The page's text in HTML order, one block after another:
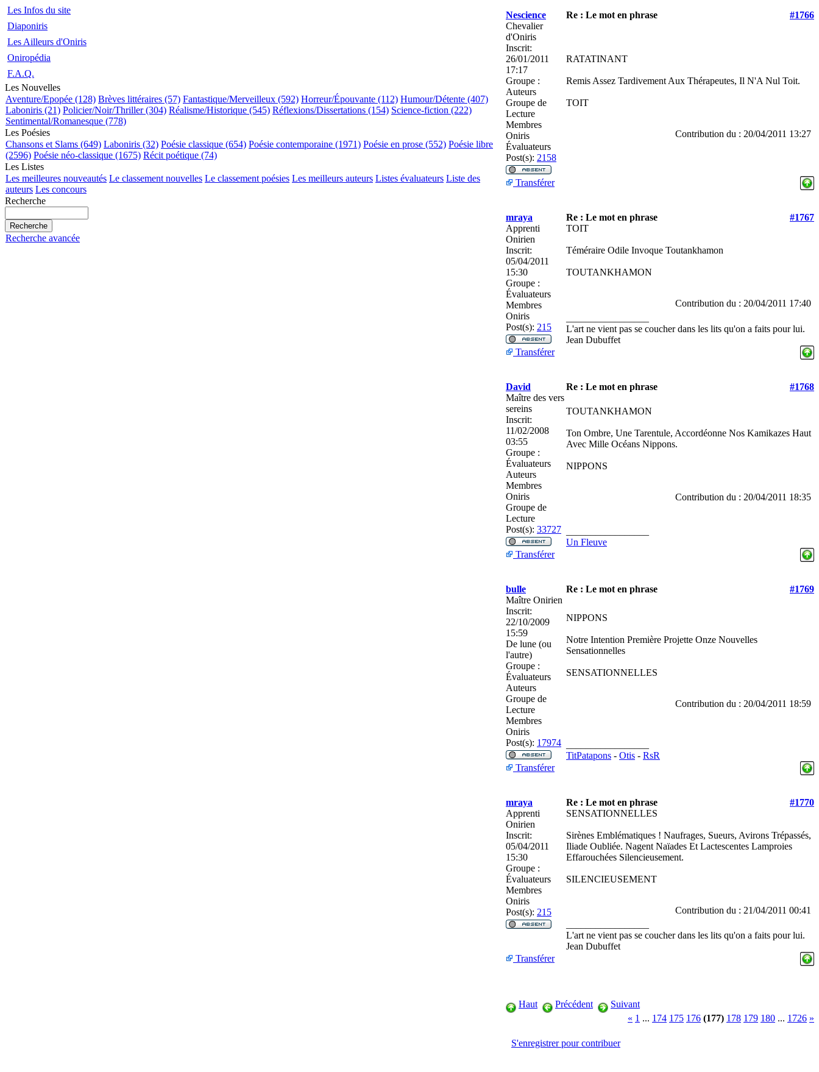
Les Infos du site
Diaponiris
Les Ailleurs d'Oniris
Oniropédia
F.A.Q.
Les Nouvelles
Aventure/Epopée (128) Brèves littéraires (57) Fantastique/Merveilleux (592) Horreur/Épouvante (112) Humour/Détente (407)
Laboniris (21) Policier/Noir/Thriller (304) Réalisme/Historique (545) Réflexions/Dissertations (154) Science-fiction (222)
Sentimental/Romanesque (778)
Les Poésies
Chansons et Slams (649) Laboniris (32) Poésie classique (654) Poésie contemporaine (1971) Poésie en prose (552) Poésie libre
(2596) Poésie néo-classique (1675) Récit poétique (74)
Les Listes
Les meilleures nouveautés Le classement nouvelles Le classement poésies Les meilleurs auteurs Listes évaluateurs Liste des
auteurs Les concours
Recherche
Recherche avancée
Nescience Re : Le mot en phrase
#1766
Chevalier
d'Oniris
Inscrit:
26/01/2011
17:17
Groupe :
Auteurs
Groupe de
Lecture
Membres
Oniris
Évaluateurs
Post(s): 2158
RATATINANT
Remis Assez Tardivement Aux Thérapeutes, Il N'A Nul Toit.
TOIT
Contribution du : 20/04/2011 13:27
Transférer
mraya Re : Le mot en phrase
#1767
Apprenti
Onirien
Inscrit:
05/04/2011
15:30
Groupe :
Évaluateurs
Membres
Oniris
Post(s): 215
TOIT
Téméraire Odile Invoque Toutankhamon
TOUTANKHAMON
Contribution du : 20/04/2011 17:40
L'art ne vient pas se coucher dans les lits qu'on a faits pour lui.
Jean Dubuffet
Transférer
David Re : Le mot en phrase
#1768
Maître des vers
sereins
Inscrit:
11/02/2008
03:55
Groupe :
Évaluateurs
Auteurs
Membres
Oniris
Groupe de
Lecture
Post(s): 33727
TOUTANKHAMON
Ton Ombre, Une Tarentule, Accordéonne Nos Kamikazes Haut
Avec Mille Océans Nippons.
NIPPONS
Contribution du : 20/04/2011 18:35
Un Fleuve
Transférer
bulle Re : Le mot en phrase
#1769
Maître Onirien
Inscrit:
22/10/2009
15:59
De lune (ou
l'autre)
Groupe :
Évaluateurs
Auteurs
Groupe de
Lecture
Membres
Oniris
Post(s): 17974
NIPPONS
Notre Intention Première Projette Onze Nouvelles
Sensationnelles
SENSATIONNELLES
Contribution du : 20/04/2011 18:59
TitPatapons - Otis - RsR
Transférer
mraya Re : Le mot en phrase
#1770
Apprenti
Onirien
Inscrit:
05/04/2011
15:30
Groupe :
Évaluateurs
Membres
Oniris
Post(s): 215
SENSATIONNELLES
Sirènes Emblématiques ! Naufrages, Sueurs, Avirons Trépassés,
Iliade Oubliée. Nagent Naïades Et Lactescentes Lamproies
Effarouchées Silencieusement.
SILENCIEUSEMENT
Contribution du : 21/04/2011 00:41
L'art ne vient pas se coucher dans les lits qu'on a faits pour lui.
Jean Dubuffet
Transférer
Haut Précédent
Suivant
« 1 ... 174 175 176 (177) 178 179 180 ... 1726 »
S'enregistrer pour contribuer